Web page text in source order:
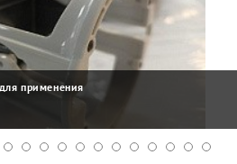
применения